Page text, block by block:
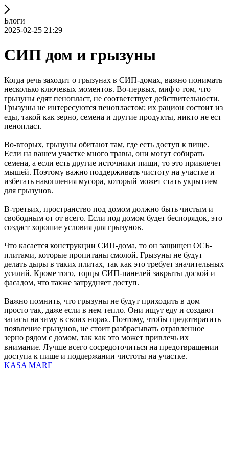
Блоги
2025-02-25 21:29
СИП дом и грызуны
Когда речь заходит о грызунах в СИП-домах, важно понимать
несколько ключевых моментов. Во-первых, миф о том, что
грызуны едят пенопласт, не соответствует действительности.
Грызуны не интересуются пенопластом; их рацион состоит из
еды, такой как зерно, семена и другие продукты, никто не ест
пенопласт.
Во-вторых, грызуны обитают там, где есть доступ к пище.
Если на вашем участке много травы, они могут собирать
семена, а если есть другие источники пищи, то это привлечет
мышей. Поэтому важно поддерживать чистоту на участке и
избегать накопления мусора, который может стать укрытием
для грызунов.
В-третьих, пространство под домом должно быть чистым и
свободным от от всего. Если под домом будет беспорядок, это
создаст хорошие условия для грызунов.
Что касается конструкции СИП-дома, то он защищен ОСБ-
плитами, которые пропитаны смолой. Грызуны не будут
делать дыры в таких плитах, так как это требует значительных
усилий. Кроме того, торцы СИП-панелей закрыты доской и
фасадом, что также затрудняет доступ.
Важно помнить, что грызуны не будут приходить в дом
просто так, даже если в нем тепло. Они ищут еду и создают
запасы на зиму в своих норах. Поэтому, чтобы предотвратить
появление грызунов, не стоит разбрасывать отравленное
зерно рядом с домом, так как это может привлечь их
внимание. Лучше всего сосредоточиться на предотвращении
доступа к пище и поддержании чистоты на участке.
KASA MARE